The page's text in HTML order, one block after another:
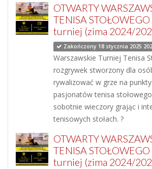
OTWARTY
TENISA
turniej (zima 2024/
Zakończony 18 stycznia 2025
Warszawskie Turniej Tenisa
rozgrywek stworzony dla
rywalizować w grze na
pasjonatów tenisa
sobotnie wieczory grając i
tenisowych stołach. ?
OTWARTY
TENISA
turniej (zima 2024/